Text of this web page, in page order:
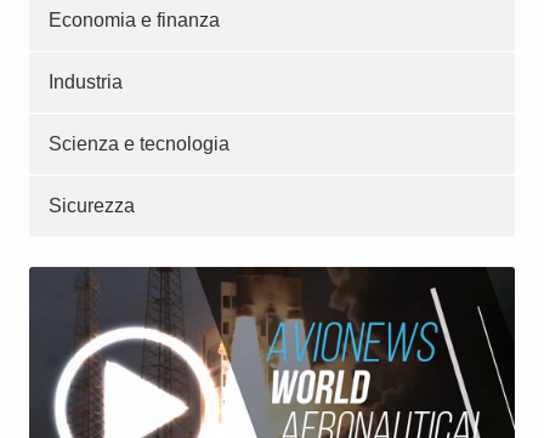
Economia e finanza
Industria
Scienza e tecnologia
Sicurezza